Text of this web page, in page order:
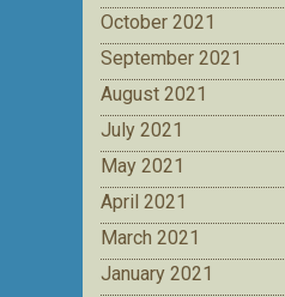
October 2021
September 2021
August 2021
July 2021
May 2021
April 2021
March 2021
January 2021